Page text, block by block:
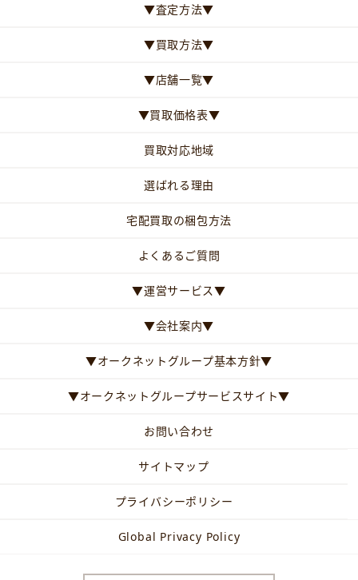
▼査定方法▼
▼買取方法▼
▼店舗一覧▼
▼買取価格表▼
買取対応地域
選ばれる理由
宅配買取の梱包方法
よくあるご質問
▼運営サービス▼
▼会社案内▼
▼オークネットグループ基本方針▼
▼オークネットグループサービスサイト▼
お問い合わせ
サイトマップ
プライバシーポリシー
Global Privacy Policy